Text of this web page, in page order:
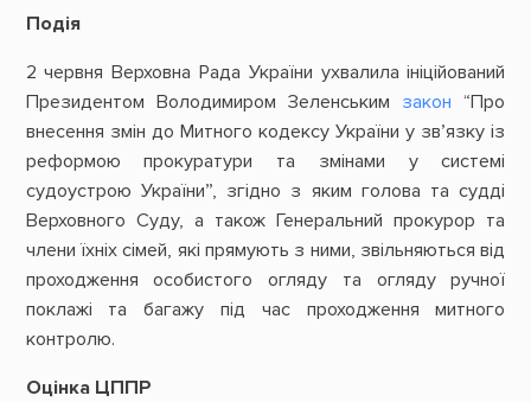
Подія
2 червня Верховна Рада України ухвалила ініційований
Президентом Володимиром Зеленським закон “Про
внесення змін до Митного кодексу України у зв’язку із
реформою прокуратури та змінами у системі
судоустрою України”, згідно з яким голова та судді
Верховного Суду, а також Генеральний прокурор та
члени їхніх сімей, які прямують з ними, звільняються від
проходження особистого огляду та огляду ручної
поклажі та багажу під час проходження митного
контролю.
Оцінка ЦППР